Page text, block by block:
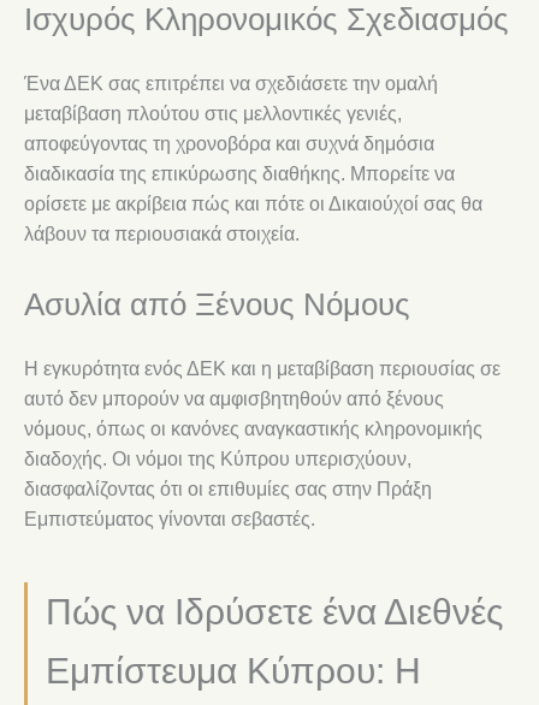
Ισχυρός Κληρονομικός Σχεδιασμός
Ένα ΔΕΚ σας επιτρέπει να σχεδιάσετε την ομαλή
μεταβίβαση πλούτου στις μελλοντικές γενιές,
αποφεύγοντας τη χρονοβόρα και συχνά δημόσια
διαδικασία της επικύρωσης διαθήκης. Μπορείτε να
ορίσετε με ακρίβεια πώς και πότε οι Δικαιούχοί σας θα
λάβουν τα περιουσιακά στοιχεία.
Ασυλία από Ξένους Νόμους
Η εγκυρότητα ενός ΔΕΚ και η μεταβίβαση περιουσίας σε
αυτό δεν μπορούν να αμφισβητηθούν από ξένους
νόμους, όπως οι κανόνες αναγκαστικής κληρονομικής
διαδοχής. Οι νόμοι της Κύπρου υπερισχύουν,
διασφαλίζοντας ότι οι επιθυμίες σας στην Πράξη
Εμπιστεύματος γίνονται σεβαστές.
Πώς να Ιδρύσετε ένα Διεθνές
Εμπίστευμα Κύπρου: Η